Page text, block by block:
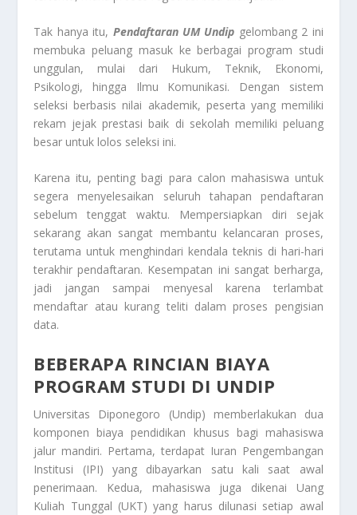
Tak hanya itu, Pendaftaran UM Undip gelombang 2 ini
membuka peluang masuk ke berbagai program studi
unggulan, mulai dari Hukum, Teknik, Ekonomi,
Psikologi, hingga Ilmu Komunikasi. Dengan sistem
seleksi berbasis nilai akademik, peserta yang memiliki
rekam jejak prestasi baik di sekolah memiliki peluang
besar untuk lolos seleksi ini.
Karena itu, penting bagi para calon mahasiswa untuk
segera menyelesaikan seluruh tahapan pendaftaran
sebelum tenggat waktu. Mempersiapkan diri sejak
sekarang akan sangat membantu kelancaran proses,
terutama untuk menghindari kendala teknis di hari-hari
terakhir pendaftaran. Kesempatan ini sangat berharga,
jadi jangan sampai menyesal karena terlambat
mendaftar atau kurang teliti dalam proses pengisian
data.
BEBERAPA RINCIAN BIAYA
PROGRAM STUDI DI UNDIP
Universitas Diponegoro (Undip) memberlakukan dua
komponen biaya pendidikan khusus bagi mahasiswa
jalur mandiri. Pertama, terdapat Iuran Pengembangan
Institusi (IPI) yang dibayarkan satu kali saat awal
penerimaan. Kedua, mahasiswa juga dikenai Uang
Kuliah Tunggal (UKT) yang harus dilunasi setiap awal